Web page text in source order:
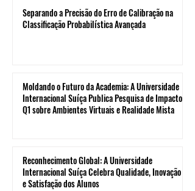
Separando a Precisão do Erro de Calibração na
Classificação Probabilística Avançada
Moldando o Futuro da Academia: A Universidade
Internacional Suíça Publica Pesquisa de Impacto
Q1 sobre Ambientes Virtuais e Realidade Mista
Reconhecimento Global: A Universidade
Internacional Suíça Celebra Qualidade, Inovação
e Satisfação dos Alunos